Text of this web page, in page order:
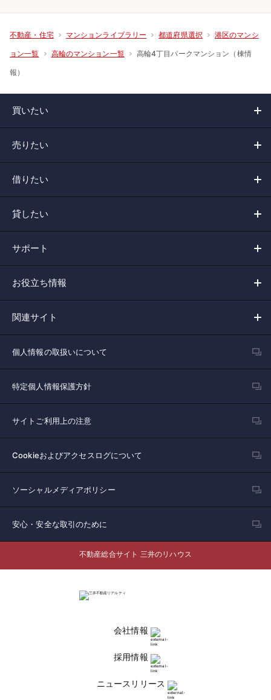
不動産・住宅 マンションライブラリー 都道府県選択 港区のマンシ
ョン一覧 高輪のマンション一覧 高輪4丁目パークマンション（棟情
報）
買いたい
売りたい
借りたい
貸したい
サポート
お役立ち情報
関連サイト
個人情報の取扱いについて
特定個人情報保護方針
サイトご利用上の注意
Cookieおよびアクセスログについて
ソーシャルメディアポリシー
安心・安全な取引のために
不動産総合サイト 三井のリハウス
会社情報
採用情報
ニュースリリース